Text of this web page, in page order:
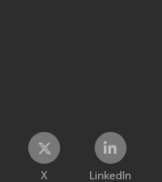
X LinkedIn